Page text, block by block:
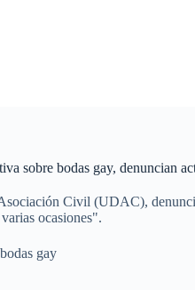
sobre bodas gay, denuncian
Civil (UDAC),
ocasiones".
bodas gay